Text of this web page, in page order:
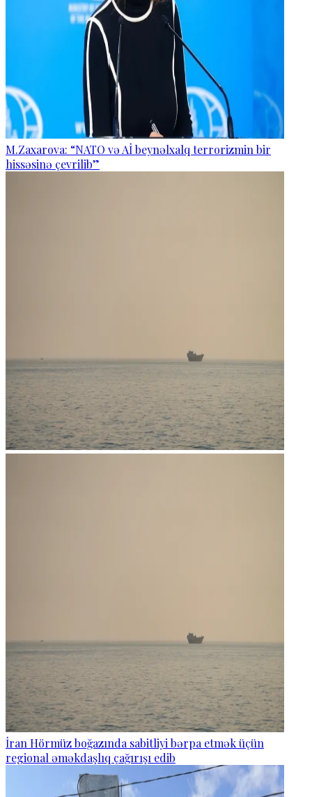
M.Zaxarova: “NATO və Aİ beynəlxalq terrorizmin bir
hissəsinə çevrilib”
İran Hörmüz boğazında sabitliyi bərpa etmək üçün
regional əməkdaşlıq çağırışı edib